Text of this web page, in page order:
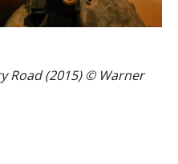
Road (2015) © Warner